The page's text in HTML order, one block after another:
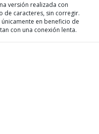
versión realizada con
de caracteres, sin corregir.
en beneficio de
con una conexión lenta.